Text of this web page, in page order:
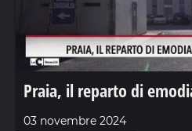
Praia, il reparto di
03 novembre 2024